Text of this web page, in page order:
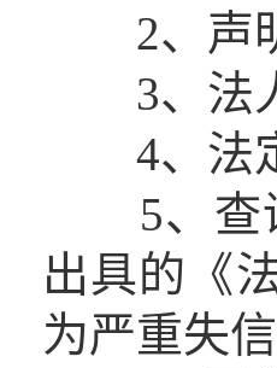
2、声明
3、法人
4、法定
5、查询
出具的《
为严重失